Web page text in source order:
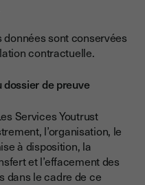
données sont conservées
contractuelle.
dossier de preuve
Services Youtrust
l’organisation, le
à disposition, la
et l’effacement des
dans le cadre de ce